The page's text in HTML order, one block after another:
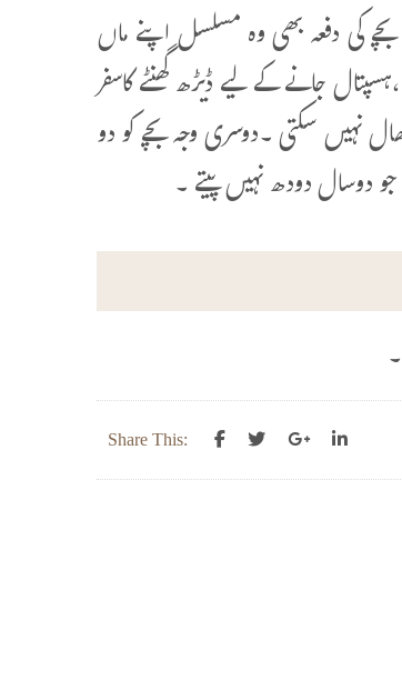
کی دفعہ بھی وہ مسلسل اپنے ماں
جانے کے لیے ڈیڑھ گھنٹے کاسفر
نہیں سکتی ۔دوسری وجہ بچے کو دو
دوسال دودھ نہیں پیتے ۔
Share This: